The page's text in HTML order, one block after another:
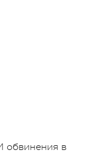
обвинения в